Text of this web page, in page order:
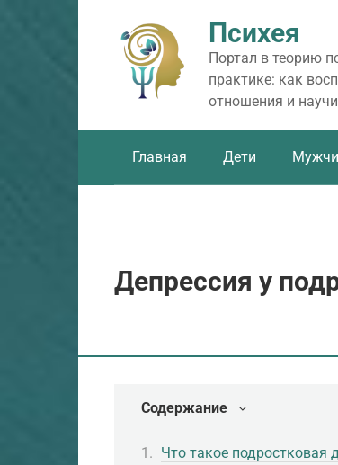
Психея
Портал в теорию
практике: как
отношения и
Главная Дети
Депрессия у
Содержание
Что такое подростковая